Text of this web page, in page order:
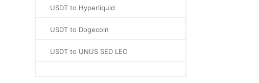
USDT to Hyperliquid
USDT to Dogecoin
USDT to UNUS SED LEO